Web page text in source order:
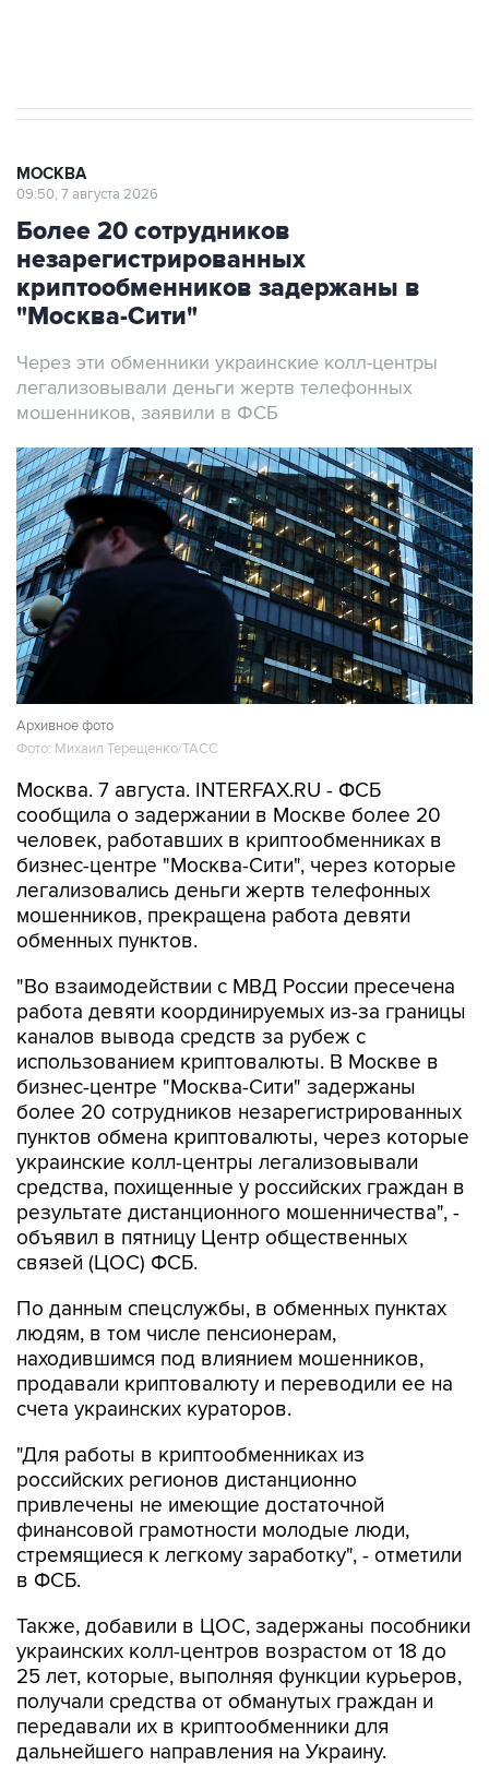
МОСКВА
09:50, 7 августа 2026
Более 20 сотрудников
незарегистрированных
криптообменников задержаны в
"Москва-Сити"
Через эти обменники украинские колл-центры
легализовывали деньги жертв телефонных
мошенников, заявили в ФСБ
Архивное фото
Фото: Михаил Терещенко/ТАСС
Москва. 7 августа. INTERFAX.RU - ФСБ
сообщила о задержании в Москве более 20
человек, работавших в криптообменниках в
бизнес-центре "Москва-Сити", через которые
легализовались деньги жертв телефонных
мошенников, прекращена работа девяти
обменных пунктов.
"Во взаимодействии с МВД России пресечена
работа девяти координируемых из-за границы
каналов вывода средств за рубеж с
использованием криптовалюты. В Москве в
бизнес-центре "Москва-Сити" задержаны
более 20 сотрудников незарегистрированных
пунктов обмена криптовалюты, через которые
украинские колл-центры легализовывали
средства, похищенные у российских граждан в
результате дистанционного мошенничества", -
объявил в пятницу Центр общественных
связей (ЦОС) ФСБ.
По данным спецслужбы, в обменных пунктах
людям, в том числе пенсионерам,
находившимся под влиянием мошенников,
продавали криптовалюту и переводили ее на
счета украинских кураторов.
"Для работы в криптообменниках из
российских регионов дистанционно
привлечены не имеющие достаточной
финансовой грамотности молодые люди,
стремящиеся к легкому заработку", - отметили
в ФСБ.
Также, добавили в ЦОС, задержаны пособники
украинских колл-центров возрастом от 18 до
25 лет, которые, выполняя функции курьеров,
получали средства от обманутых граждан и
передавали их в криптообменники для
дальнейшего направления на Украину.